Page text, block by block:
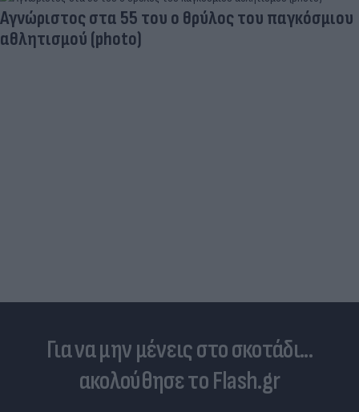
Aγνώριστος στα 55 του ο θρύλος του παγκόσμιου
αθλητισμού (photo)
Για να μην μένεις στο σκοτάδι...
ακολούθησε το Flash.gr